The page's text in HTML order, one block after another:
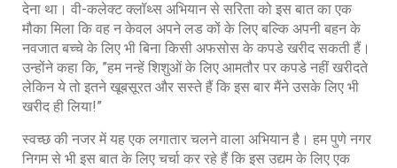
देना था। वी-कलेक्ट क्लॉथ्स अभियान से सरिता को इस बात का एक
मौका मिला कि वह न केवल अपने लड कों के लिए बल्कि अपनी बहन के
नवजात बच्चे के लिए भी बिना किसी अफसोस के कपडे खरीद सकती हैं।
उन्होंने कहा कि, ”हम नन्हें शिशुओं के लिए आमतौर पर कपडे नहीं खरीदते
लेकिन ये तो इतने खूबसूरत और सस्ते हैं कि इस बार मैंने उसके लिए भी
खरीद ही लिया!”
स्वच्छ की नजर में यह एक लगातार चलने वाला अभियान है। हम पुणे नगर
निगम से भी इस बात के लिए चर्चा कर रहे हैं कि इस उद्यम के लिए एक